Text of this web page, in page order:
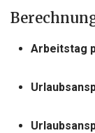
Arbeitstag